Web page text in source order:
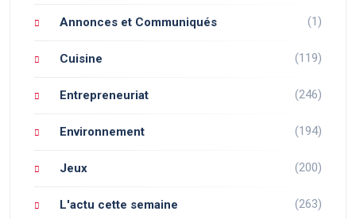
Annonces et Communiqués (1)
Cuisine (119)
Entrepreneuriat (246)
Environnement (194)
Jeux (200)
L'actu cette semaine (263)